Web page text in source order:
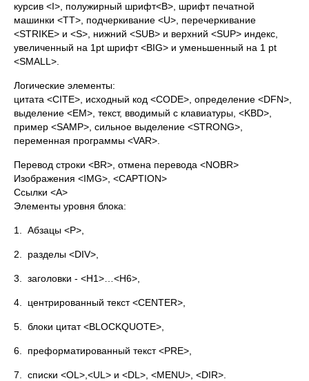
курсив <I>, полужирный шрифт<B>, шрифт печатной
машинки <TT>, подчеркивание <U>, перечеркивание
<STRIKE> и <S>, нижний <SUB> и верхний <SUP> индекс,
увеличенный на 1pt шрифт <BIG> и уменьшенный на 1 pt
<SMALL>.
Логические элементы:
цитата <CITE>, исходный код <CODE>, определение <DFN>,
выделение <EM>, текст, вводимый с клавиатуры, <KBD>,
пример <SAMP>, сильное выделение <STRONG>,
переменная программы <VAR>.
Перевод строки <BR>, отмена перевода <NOBR>
Изображения <IMG>, <CAPTION>
Ссылки <A>
Элементы уровня блока:
1. Абзацы <P>,
2. разделы <DIV>,
3. заголовки - <H1>…<H6>,
4. центрированный текст <CENTER>,
5. блоки цитат <BLOCKQUOTE>,
6. преформатированный текст <PRE>,
7. списки <OL>,<UL> и <DL>, <MENU>, <DIR>.